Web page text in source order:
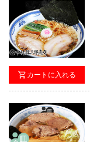
カートに入れる